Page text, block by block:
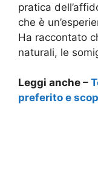
pratica
che è
Ha raccontato
naturali, le
Leggi anche –
preferito e